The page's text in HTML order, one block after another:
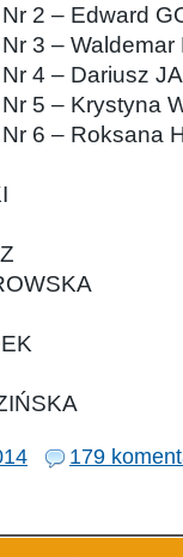
2 – Edward
3 – Waldemar
4 – Dariusz
5 – Krystyna
6 – Roksana
179